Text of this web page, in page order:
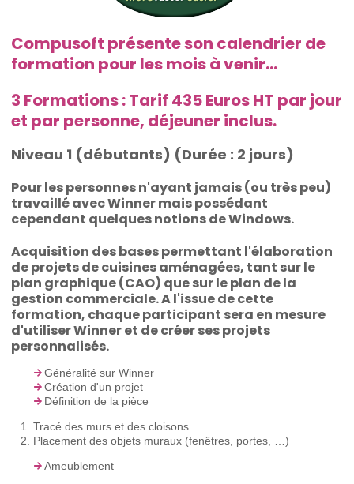
Compusoft présente son calendrier de
formation pour les mois à venir...
3 Formations : Tarif 435 Euros HT par jour
et par personne, déjeuner inclus.
Niveau 1 (débutants) (Durée : 2 jours)
Pour les personnes n'ayant jamais (ou très peu)
travaillé avec Winner mais possédant
cependant quelques notions de Windows.
Acquisition des bases permettant l'élaboration
de projets de cuisines aménagées, tant sur le
plan graphique (CAO) que sur le plan de la
gestion commerciale. A l'issue de cette
formation, chaque participant sera en mesure
d'utiliser Winner et de créer ses projets
personnalisés.
Généralité sur Winner
Création d'un projet
Définition de la pièce
Tracé des murs et des cloisons
Placement des objets muraux (fenêtres, portes, …)
Ameublement